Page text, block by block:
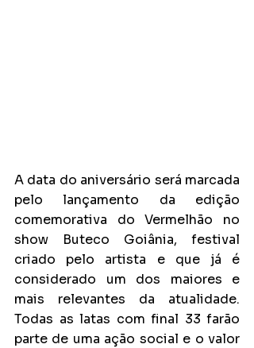
A data do aniversário será marcada
pelo lançamento da edição
comemorativa do Vermelhão no
show Buteco Goiânia, festival
criado pelo artista e que já é
considerado um dos maiores e
mais relevantes da atualidade.
Todas as latas com final 33 farão
parte de uma ação social e o valor